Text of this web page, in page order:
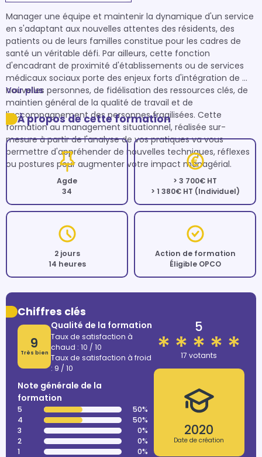
Manager une équipe et maintenir la dynamique d'un service
en s'adaptant aux nouvelles attentes des résidents, des
patients ou de leurs familles constitue pour les cadres de
santé un véritable défi. Par ailleurs, cette fonction
d'encadrant de proximité d'établissements ou de services
médicaux sociaux porte des enjeux forts d'intégration de
nouvelles personnes, de fidélisation des ressources clés, de
maintien général de la qualité de travail et de
l'accompagnement des personnes fragilisées. Cette
formation au management situationnel, réalisée sur-
mesure à partir de l'analyse de vos pratiques va vous
permettre d'appréhender de nouvelles techniques, réflexes
Voir plus
À propos de cette formation
Agde
34
> 3 700€ HT
> 1 380€ HT (Individuel)
2 jours
14 heures
Action de formation
Éligible OPCO
Chiffres clés
9
Très bien
Qualité de la formation
Taux de satisfaction à
chaud : 10 / 10
Taux de satisfaction à froid
: 9 / 10
Note générale de la
formation
5
50%
4
50%
3
0%
2
0%
1
0%
5
17 votants
2020
Date de création